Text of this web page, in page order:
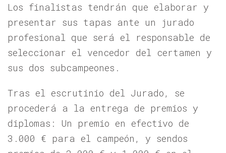
Los finalistas tendrán que elaborar y
presentar sus tapas ante un jurado
profesional que será el responsable de
seleccionar el vencedor del certamen y
sus dos subcampeones.
Tras el escrutinio del Jurado, se
procederá a la entrega de premios y
diplomas: Un premio en efectivo de
3.000 € para el campeón, y sendos